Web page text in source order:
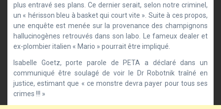
plus entravé ses plans. Ce dernier serait, selon notre criminel,
un « hérisson bleu à basket qui court vite ». Suite à ces propos,
une enquête est menée sur la provenance des champignons
hallucinogènes retrouvés dans son labo. Le fameux dealer et
ex-plombier italien « Mario » pourrait être impliqué.
Isabelle Goetz, porte parole de PETA a déclaré dans un
communiqué être soulagé de voir le Dr Robotnik traîné en
justice, estimant que « ce monstre devra payer pour tous ses
crimes !!! »